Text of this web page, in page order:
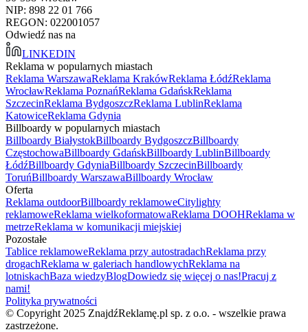
NIP: 898 22 01 766
REGON: 022001057
Odwiedź nas na
LINKEDIN
Reklama w popularnych miastach
Reklama WarszawaReklama KrakówReklama ŁódźReklama
WrocławReklama PoznańReklama GdańskReklama
SzczecinReklama BydgoszczReklama LublinReklama
KatowiceReklama Gdynia
Billboardy w popularnych miastach
Billboardy BiałystokBillboardy BydgoszczBillboardy
CzęstochowaBillboardy GdańskBillboardy LublinBillboardy
ŁódźBillboardy GdyniaBillboardy SzczecinBillboardy
ToruńBillboardy WarszawaBillboardy Wrocław
Oferta
Reklama outdoorBillboardy reklamoweCitylighty
reklamoweReklama wielkoformatowaReklama DOOHReklama w
metrzeReklama w komunikacji miejskiej
Pozostałe
Tablice reklamoweReklama przy autostradachReklama przy
drogachReklama w galeriach handlowychReklama na
lotniskachBaza wiedzyBlogDowiedz się więcej o nas!Pracuj z
nami!
Polityka prywatności
© Copyright 2025 ZnajdźReklamę.pl sp. z o.o. - wszelkie prawa
zastrzeżone.